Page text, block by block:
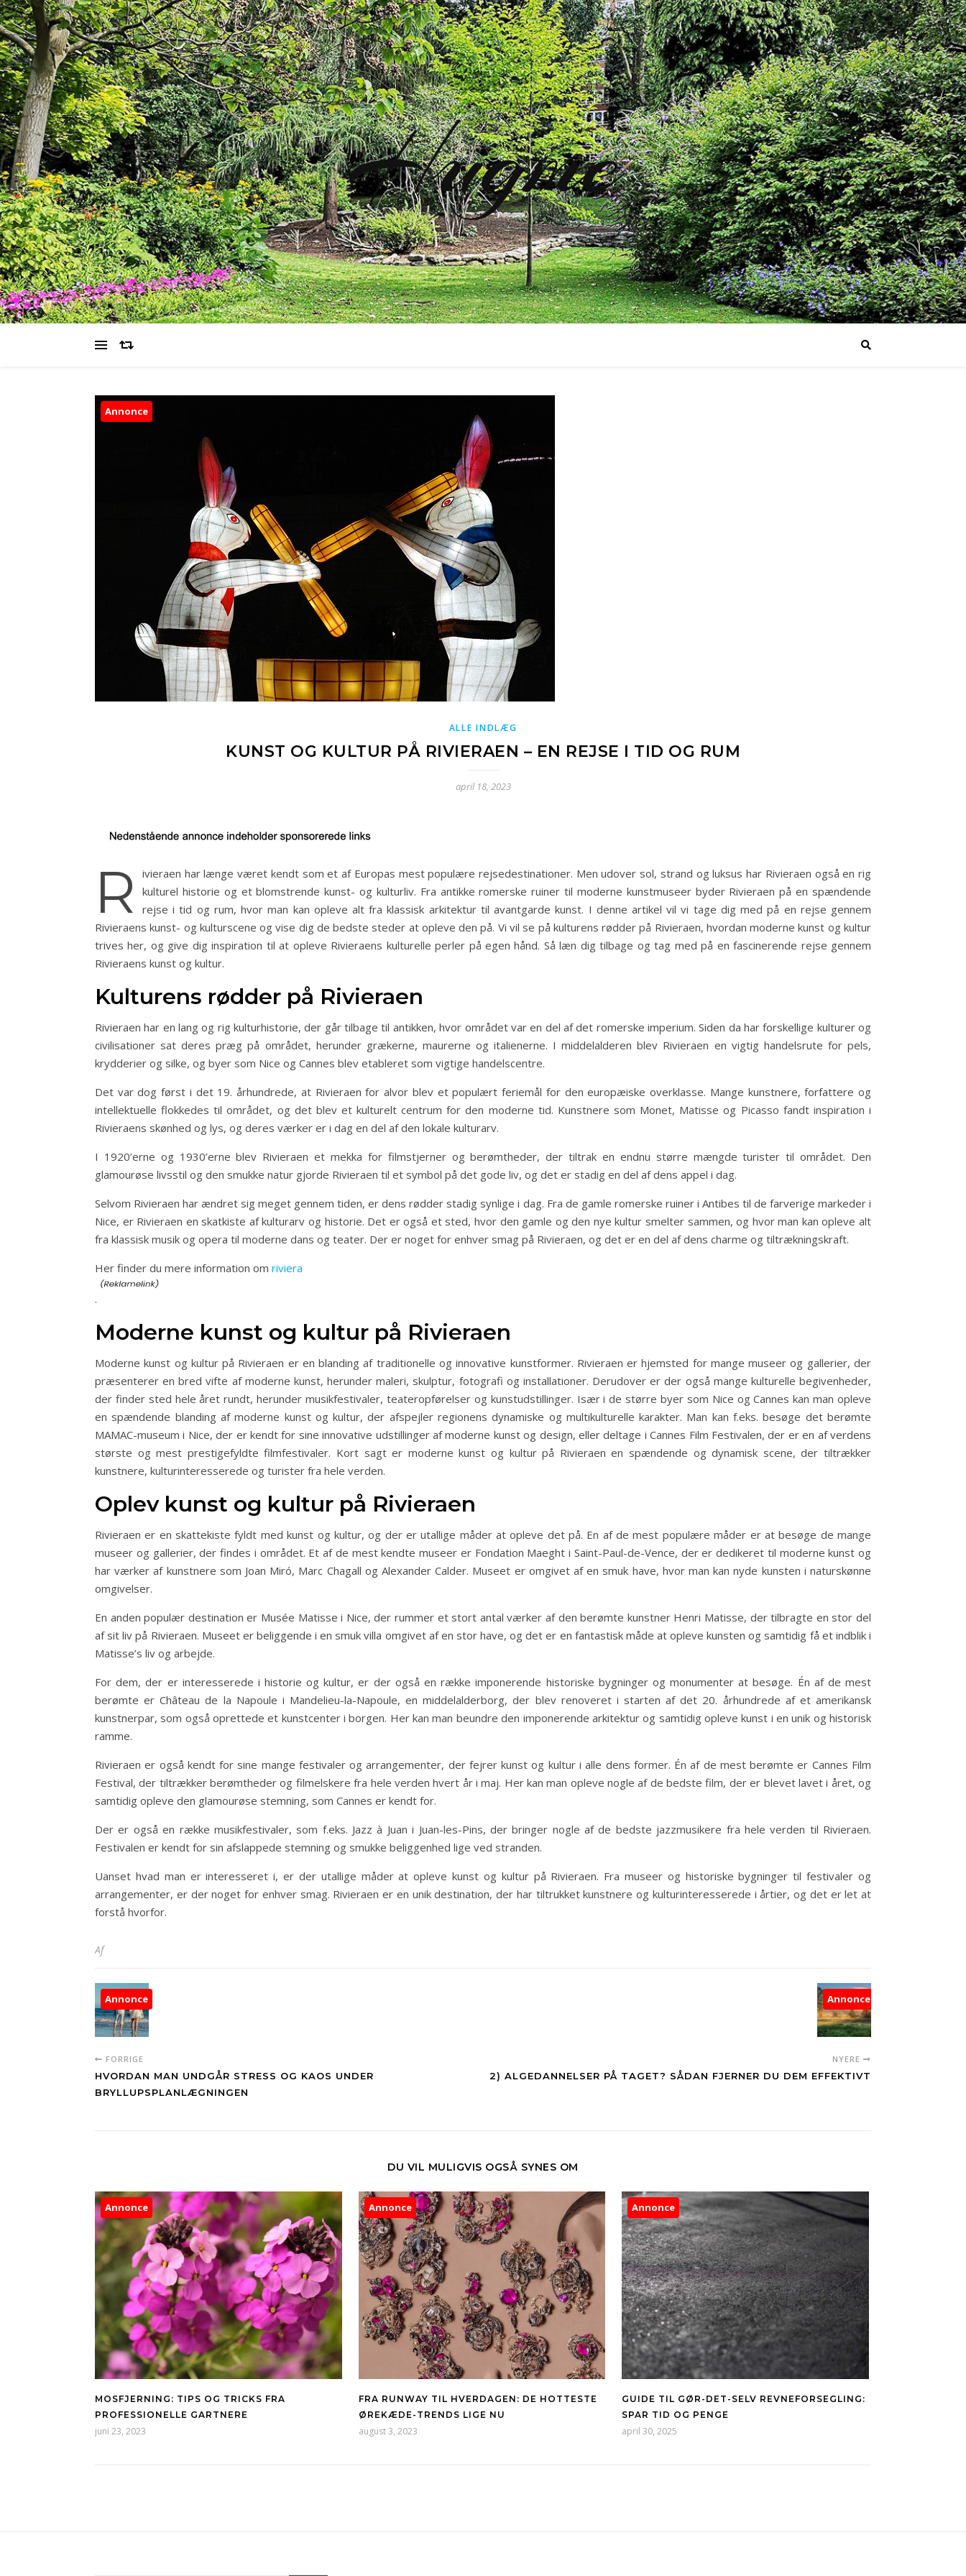
Hugme
Annonce
ALLE INDLÆG
KUNST OG KULTUR PÅ RIVIERAEN – EN REJSE I TID OG RUM
april 18, 2023
R
ivieraen har længe været kendt som et af Europas mest populære rejsedestinationer. Men udover sol, strand og luksus har Rivieraen også en rig
kulturel historie og et blomstrende kunst- og kulturliv. Fra antikke romerske ruiner til moderne kunstmuseer byder Rivieraen på en spændende
rejse i tid og rum, hvor man kan opleve alt fra klassisk arkitektur til avantgarde kunst. I denne artikel vil vi tage dig med på en rejse gennem
Rivieraens kunst- og kulturscene og vise dig de bedste steder at opleve den på. Vi vil se på kulturens rødder på Rivieraen, hvordan moderne kunst og kultur
trives her, og give dig inspiration til at opleve Rivieraens kulturelle perler på egen hånd. Så læn dig tilbage og tag med på en fascinerende rejse gennem
Rivieraens kunst og kultur.
Kulturens rødder på Rivieraen
Rivieraen har en lang og rig kulturhistorie, der går tilbage til antikken, hvor området var en del af det romerske imperium. Siden da har forskellige kulturer og
civilisationer sat deres præg på området, herunder grækerne, maurerne og italienerne. I middelalderen blev Rivieraen en vigtig handelsrute for pels,
krydderier og silke, og byer som Nice og Cannes blev etableret som vigtige handelscentre.
Det var dog først i det 19. århundrede, at Rivieraen for alvor blev et populært feriemål for den europæiske overklasse. Mange kunstnere, forfattere og
intellektuelle flokkedes til området, og det blev et kulturelt centrum for den moderne tid. Kunstnere som Monet, Matisse og Picasso fandt inspiration i
Rivieraens skønhed og lys, og deres værker er i dag en del af den lokale kulturarv.
I 1920’erne og 1930’erne blev Rivieraen et mekka for filmstjerner og berømtheder, der tiltrak en endnu større mængde turister til området. Den
glamourøse livsstil og den smukke natur gjorde Rivieraen til et symbol på det gode liv, og det er stadig en del af dens appel i dag.
Selvom Rivieraen har ændret sig meget gennem tiden, er dens rødder stadig synlige i dag. Fra de gamle romerske ruiner i Antibes til de farverige markeder i
Nice, er Rivieraen en skatkiste af kulturarv og historie. Det er også et sted, hvor den gamle og den nye kultur smelter sammen, og hvor man kan opleve alt
fra klassisk musik og opera til moderne dans og teater. Der er noget for enhver smag på Rivieraen, og det er en del af dens charme og tiltrækningskraft.
Her finder du mere information om riviera
.
Moderne kunst og kultur på Rivieraen
Moderne kunst og kultur på Rivieraen er en blanding af traditionelle og innovative kunstformer. Rivieraen er hjemsted for mange museer og gallerier, der
præsenterer en bred vifte af moderne kunst, herunder maleri, skulptur, fotografi og installationer. Derudover er der også mange kulturelle begivenheder,
der finder sted hele året rundt, herunder musikfestivaler, teateropførelser og kunstudstillinger. Især i de større byer som Nice og Cannes kan man opleve
en spændende blanding af moderne kunst og kultur, der afspejler regionens dynamiske og multikulturelle karakter. Man kan f.eks. besøge det berømte
MAMAC-museum i Nice, der er kendt for sine innovative udstillinger af moderne kunst og design, eller deltage i Cannes Film Festivalen, der er en af verdens
største og mest prestigefyldte filmfestivaler. Kort sagt er moderne kunst og kultur på Rivieraen en spændende og dynamisk scene, der tiltrækker
kunstnere, kulturinteresserede og turister fra hele verden.
Oplev kunst og kultur på Rivieraen
Rivieraen er en skattekiste fyldt med kunst og kultur, og der er utallige måder at opleve det på. En af de mest populære måder er at besøge de mange
museer og gallerier, der findes i området. Et af de mest kendte museer er Fondation Maeght i Saint-Paul-de-Vence, der er dedikeret til moderne kunst og
har værker af kunstnere som Joan Miró, Marc Chagall og Alexander Calder. Museet er omgivet af en smuk have, hvor man kan nyde kunsten i naturskønne
omgivelser.
En anden populær destination er Musée Matisse i Nice, der rummer et stort antal værker af den berømte kunstner Henri Matisse, der tilbragte en stor del
af sit liv på Rivieraen. Museet er beliggende i en smuk villa omgivet af en stor have, og det er en fantastisk måde at opleve kunsten og samtidig få et indblik i
Matisse’s liv og arbejde.
For dem, der er interesserede i historie og kultur, er der også en række imponerende historiske bygninger og monumenter at besøge. Én af de mest
berømte er Château de la Napoule i Mandelieu-la-Napoule, en middelalderborg, der blev renoveret i starten af det 20. århundrede af et amerikansk
kunstnerpar, som også oprettede et kunstcenter i borgen. Her kan man beundre den imponerende arkitektur og samtidig opleve kunst i en unik og historisk
ramme.
Rivieraen er også kendt for sine mange festivaler og arrangementer, der fejrer kunst og kultur i alle dens former. Én af de mest berømte er Cannes Film
Festival, der tiltrækker berømtheder og filmelskere fra hele verden hvert år i maj. Her kan man opleve nogle af de bedste film, der er blevet lavet i året, og
samtidig opleve den glamourøse stemning, som Cannes er kendt for.
Der er også en række musikfestivaler, som f.eks. Jazz à Juan i Juan-les-Pins, der bringer nogle af de bedste jazzmusikere fra hele verden til Rivieraen.
Festivalen er kendt for sin afslappede stemning og smukke beliggenhed lige ved stranden.
Uanset hvad man er interesseret i, er der utallige måder at opleve kunst og kultur på Rivieraen. Fra museer og historiske bygninger til festivaler og
arrangementer, er der noget for enhver smag. Rivieraen er en unik destination, der har tiltrukket kunstnere og kulturinteresserede i årtier, og det er let at
forstå hvorfor.
Af
Annonce
FORRIGE
HVORDAN MAN UNDGÅR STRESS OG KAOS UNDER
BRYLLUPSPLANLÆGNINGEN
Annonce
NYERE
2) ALGEDANNELSER PÅ TAGET? SÅDAN FJERNER DU DEM EFFEKTIVT
DU VIL MULIGVIS OGSÅ SYNES OM
Annonce
MOSFJERNING: TIPS OG TRICKS FRA
PROFESSIONELLE GARTNERE
juni 23, 2023
Annonce
FRA RUNWAY TIL HVERDAGEN: DE HOTTESTE
ØREKÆDE-TRENDS LIGE NU
august 3, 2023
Annonce
GUIDE TIL GØR-DET-SELV REVNEFORSEGLING:
SPAR TID OG PENGE
april 30, 2025